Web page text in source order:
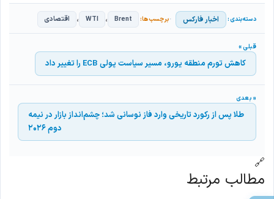
اخبار فارکس Brent ، WTI ، اقتصادی
کاهش تورم منطقه یورو، مسیر سیاست پولی ECB را تغییر داد
طلا پس از رکورد تاریخی وارد فاز نوسانی شد؛ چشم‌انداز بازار در نیمه
دوم ۲۰۲۶
🔗
مطالب مرتبط